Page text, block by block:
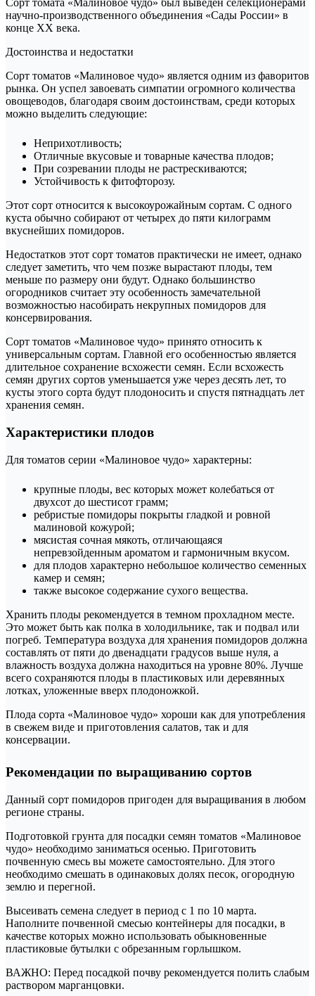
Сорт томата «Малиновое чудо» был выведен селекционерами
научно-производственного объединения «Сады России» в
конце XX века.
Достоинства и недостатки
Сорт томатов «Малиновое чудо» является одним из фаворитов
рынка. Он успел завоевать симпатии огромного количества
овощеводов, благодаря своим достоинствам, среди которых
можно выделить следующие:
Неприхотливость;
Отличные вкусовые и товарные качества плодов;
При созревании плоды не растрескиваются;
Устойчивость к фитофторозу.
Этот сорт относится к высокоурожайным сортам. С одного
куста обычно собирают от четырех до пяти килограмм
вкуснейших помидоров.
Недостатков этот сорт томатов практически не имеет, однако
следует заметить, что чем позже вырастают плоды, тем
меньше по размеру они будут. Однако большинство
огородников считает эту особенность замечательной
возможностью насобирать некрупных помидоров для
консервирования.
Сорт томатов «Малиновое чудо» принято относить к
универсальным сортам. Главной его особенностью является
длительное сохранение всхожести семян. Если всхожесть
семян других сортов уменьшается уже через десять лет, то
кусты этого сорта будут плодоносить и спустя пятнадцать лет
хранения семян.
Характеристики плодов
Для томатов серии «Малиновое чудо» характерны:
крупные плоды, вес которых может колебаться от
двухсот до шестисот грамм;
ребристые помидоры покрыты гладкой и ровной
малиновой кожурой;
мясистая сочная мякоть, отличающаяся
непревзойденным ароматом и гармоничным вкусом.
для плодов характерно небольшое количество семенных
камер и семян;
также высокое содержание сухого вещества.
Хранить плоды рекомендуется в темном прохладном месте.
Это может быть как полка в холодильнике, так и подвал или
погреб. Температура воздуха для хранения помидоров должна
составлять от пяти до двенадцати градусов выше нуля, а
влажность воздуха должна находиться на уровне 80%. Лучше
всего сохраняются плоды в пластиковых или деревянных
лотках, уложенные вверх плодоножкой.
Плода сорта «Малиновое чудо» хороши как для употребления
в свежем виде и приготовления салатов, так и для
консервации.
Рекомендации по выращиванию сортов
Данный сорт помидоров пригоден для выращивания в любом
регионе страны.
Подготовкой грунта для посадки семян томатов «Малиновое
чудо» необходимо заниматься осенью. Приготовить
почвенную смесь вы можете самостоятельно. Для этого
необходимо смешать в одинаковых долях песок, огородную
землю и перегной.
Высеивать семена следует в период с 1 по 10 марта.
Наполните почвенной смесью контейнеры для посадки, в
качестве которых можно использовать обыкновенные
пластиковые бутылки с обрезанным горлышком.
ВАЖНО: Перед посадкой почву рекомендуется полить слабым
раствором марганцовки.